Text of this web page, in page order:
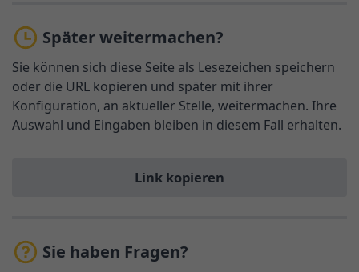
Später weitermachen?
Sie können sich diese Seite als Lesezeichen speichern
oder die URL kopieren und später mit ihrer
Konfiguration, an aktueller Stelle, weitermachen. Ihre
Auswahl und Eingaben bleiben in diesem Fall erhalten.
Link kopieren
Sie haben Fragen?